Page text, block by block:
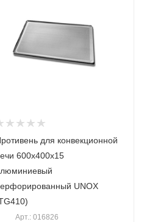
для конвекционной
600х400х15
UNOX
Арт.: 016826